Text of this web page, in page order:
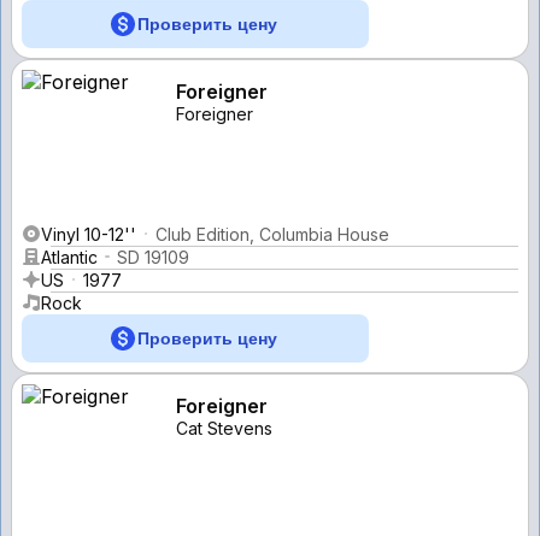
Проверить цену
Foreigner
Foreigner
Vinyl 10-12''
Club Edition, Columbia House
Atlantic
SD 19109
US
1977
Rock
Проверить цену
Foreigner
Cat Stevens